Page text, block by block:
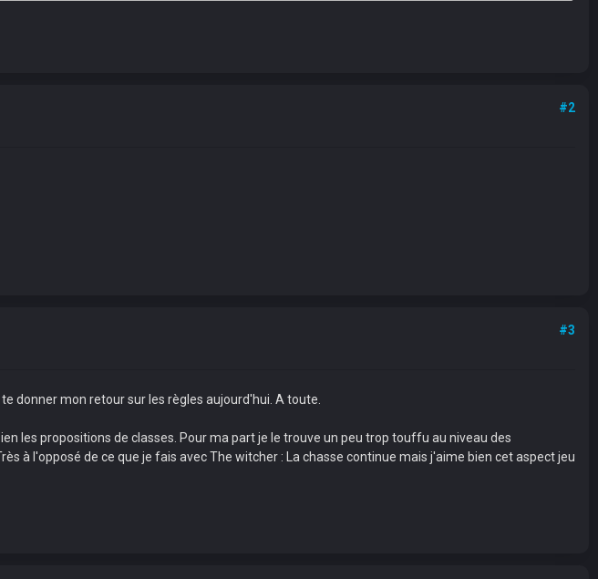
#2
#3
donner mon retour sur les règles aujourd'hui. A toute.
les propositions de classes. Pour ma part je le trouve un peu trop touffu au niveau des
à l'opposé de ce que je fais avec The witcher : La chasse continue mais j'aime bien cet aspect jeu